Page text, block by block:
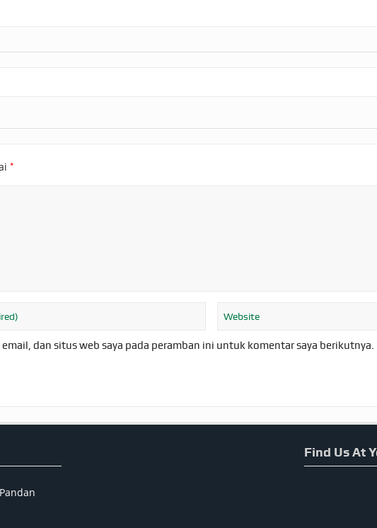
*
email, dan situs web saya pada peramban ini untuk komentar saya berikutnya.
Find Us At